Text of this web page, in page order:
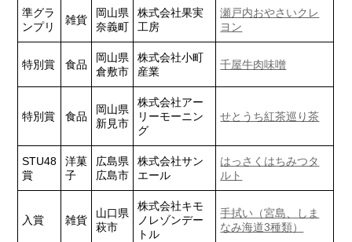
準グラ
ンプリ
雑貨
岡山県
奈義町
株式会社果実
工房
瀬戸内おやさいクレ
ヨン
特別賞 食品
岡山県
倉敷市
株式会社小町
産業
千屋牛肉味噌
特別賞 食品
岡山県
新見市
株式会社アー
リーモーニン
グ
せとうち紅茶巡り茶
STU48
賞
洋菓
子
広島県
広島市
株式会社サン
エール
はっさくはちみつタ
ルト
入賞 雑貨
山口県
萩市
株式会社キモ
ノレゾンデー
トル
手拭い（宮島、しま
なみ海道3種類）